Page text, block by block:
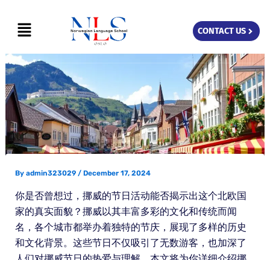
content
Menu CONTACT US
By admin323029 / December 17, 2024
你是否曾想过，挪威的节日活动能否揭示出这个北欧国
家的真实面貌？挪威以其丰富多彩的文化和传统而闻
名，各个城市都举办着独特的节庆，展现了多样的历史
和文化背景。这些节日不仅吸引了无数游客，也加深了